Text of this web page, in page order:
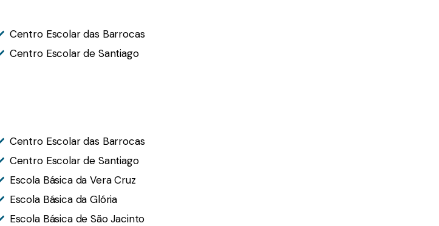
Centro Escolar das Barrocas
Centro Escolar de Santiago
Centro Escolar das Barrocas
Centro Escolar de Santiago
Escola Básica da Vera Cruz
Escola Básica da Glória
Escola Básica de São Jacinto